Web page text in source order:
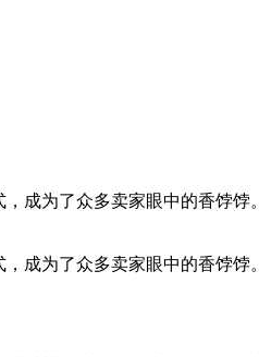
成为了众多卖家眼中的香饽
成为了众多卖家眼中的香饽